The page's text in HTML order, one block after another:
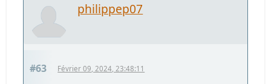
philippep07
#63 Février 09, 2024, 23:48:11